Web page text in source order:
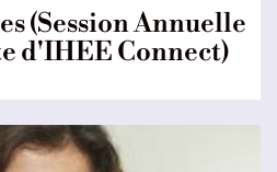
(Session Annuelle
d'IHEE Connect)